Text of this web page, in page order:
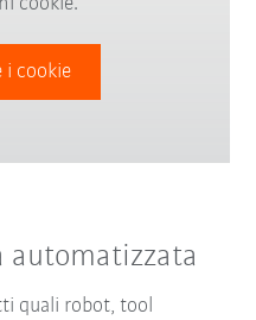
i cookie
automatizzata
quali robot, tool